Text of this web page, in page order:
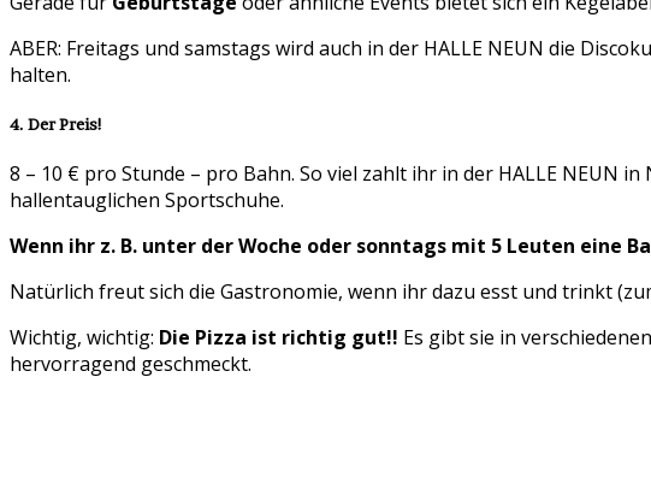
ABER: Freitags und samstags wird auch in der HALLE NEUN die
halten.
4. Der Preis!
8 – 10 € pro Stunde – pro Bahn. So viel zahlt ihr in der HALLE NEUN
hallentauglichen Sportschuhe.
Wenn ihr z. B. unter der Woche oder sonntags mit 5 Leuten eine
Natürlich freut sich die Gastronomie, wenn ihr dazu esst und trinkt
Wichtig, wichtig: Die Pizza ist richtig gut!! Es gibt sie in
hervorragend geschmeckt.